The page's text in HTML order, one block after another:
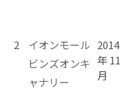
2
イオンモール
ビンズオンキ
ャナリー
2014
年 11
月